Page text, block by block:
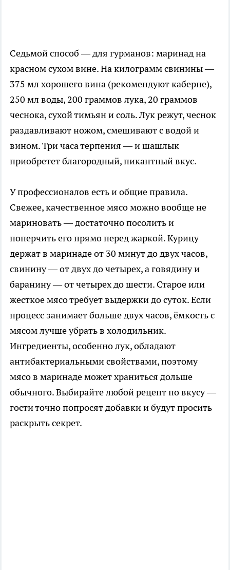
Седьмой способ — для гурманов: маринад на
красном сухом вине. На килограмм свинины —
375 мл хорошего вина (рекомендуют каберне),
250 мл воды, 200 граммов лука, 20 граммов
чеснока, сухой тимьян и соль. Лук режут, чеснок
раздавливают ножом, смешивают с водой и
вином. Три часа терпения — и шашлык
приобретет благородный, пикантный вкус.
У профессионалов есть и общие правила.
Свежее, качественное мясо можно вообще не
мариновать — достаточно посолить и
поперчить его прямо перед жаркой. Курицу
держат в маринаде от 30 минут до двух часов,
свинину — от двух до четырех, а говядину и
баранину — от четырех до шести. Старое или
жесткое мясо требует выдержки до суток. Если
процесс занимает больше двух часов, ёмкость с
мясом лучше убрать в холодильник.
Ингредиенты, особенно лук, обладают
антибактериальными свойствами, поэтому
мясо в маринаде может храниться дольше
обычного. Выбирайте любой рецепт по вкусу —
гости точно попросят добавки и будут просить
раскрыть секрет.